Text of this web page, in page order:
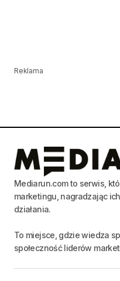
Reklama
Mediarun.com to serwis,
marketingu, nagradzając
działania.
To miejsce, gdzie wiedza
społeczność liderów